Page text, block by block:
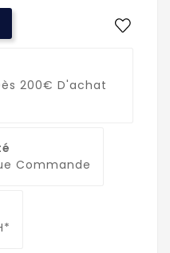
200€ D'achat
Commande